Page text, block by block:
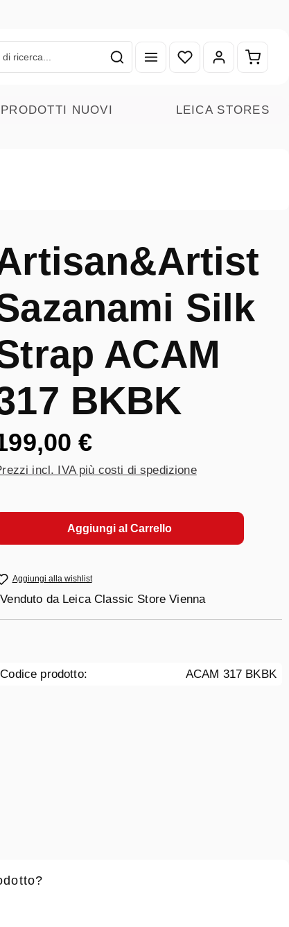
Hai 0 articoli nella lista
PRODOTTI NUOVI LEICA STORES
Silk
ACAM
BKBK
€
incl. IVA più costi di spedizione
Aggiungi al Carrello
Aggiungi alla wishlist
Venduto da Leica Classic Store Vienna
Codice prodotto: ACAM 317 BKBK